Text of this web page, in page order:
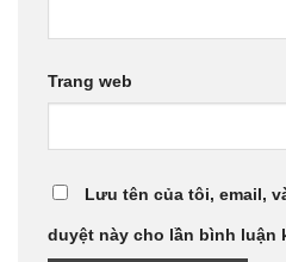
Trang web
Lưu tên của tôi, email,
duyệt này cho lần bình luận